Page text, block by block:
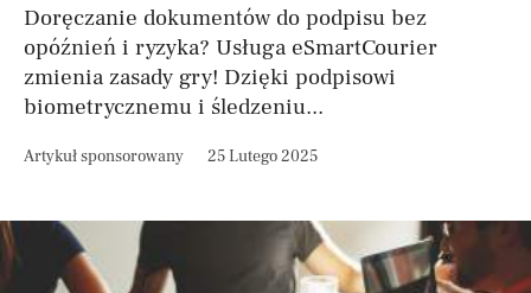
Doręczanie dokumentów do podpisu bez
opóźnień i ryzyka? Usługa eSmartCourier
zmienia zasady gry! Dzięki podpisowi
biometrycznemu i śledzeniu...
Artykuł sponsorowany 25 Lutego 2025